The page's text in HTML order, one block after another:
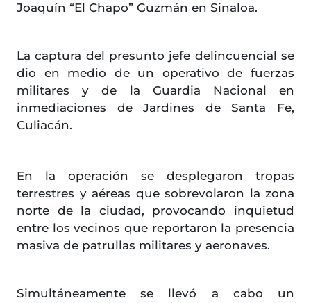
Joaquín “El Chapo” Guzmán en Sinaloa.
La captura del presunto jefe delincuencial se
dio en medio de un operativo de fuerzas
militares y de la Guardia Nacional en
inmediaciones de Jardines de Santa Fe,
Culiacán.
En la operación se desplegaron tropas
terrestres y aéreas que sobrevolaron la zona
norte de la ciudad, provocando inquietud
entre los vecinos que reportaron la presencia
masiva de patrullas militares y aeronaves.
Simultáneamente se llevó a cabo un